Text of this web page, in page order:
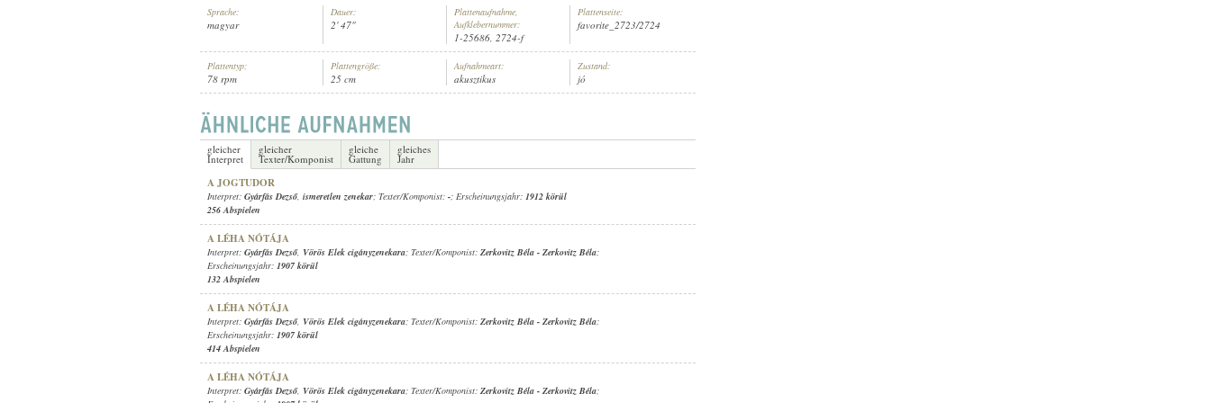
Sprache:
magyar
Dauer:
2' 47"
Plattenaufnahme,
Aufklebernummer:
1-25686, 2724-f
Plattenseite:
favorite_2723/2724
Plattentyp:
78 rpm
Plattengröße:
25 cm
Aufnahmeart:
akusztikus
Zustand:
jó
gleicher
Interpret
gleicher
Texter/Komponist
gleiche
Gattung
gleiches
Jahr
A JOGTUDOR
Interpret: Gyárfás Dezső, ismeretlen zenekar; Texter/Komponist: -; Erscheinungsjahr: 1912 körül
256 Abspielen
A LÉHA NÓTÁJA
Interpret: Gyárfás Dezső, Vörös Elek cigányzenekara; Texter/Komponist: Zerkovitz Béla - Zerkovitz Béla;
Erscheinungsjahr: 1907 körül
132 Abspielen
A LÉHA NÓTÁJA
Interpret: Gyárfás Dezső, Vörös Elek cigányzenekara; Texter/Komponist: Zerkovitz Béla - Zerkovitz Béla;
Erscheinungsjahr: 1907 körül
414 Abspielen
A LÉHA NÓTÁJA
Interpret: Gyárfás Dezső, Vörös Elek cigányzenekara; Texter/Komponist: Zerkovitz Béla - Zerkovitz Béla;